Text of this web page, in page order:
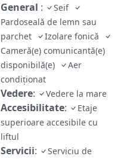
General :
Seif
Pardoseală de lemn sau
parchet
Izolare fonică
Cameră(e) comunicantă(e)
disponibilă(e)
Aer
condiţionat
Vedere: Vedere la mare
Accesibilitate:
Etaje
superioare accesibile cu
liftul
Servicii:
Serviciu de